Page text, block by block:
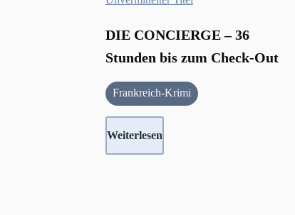
DIE CONCIERGE – 36
Stunden bis zum Check-Out
Frankreich-Krimi
Weiterlesen